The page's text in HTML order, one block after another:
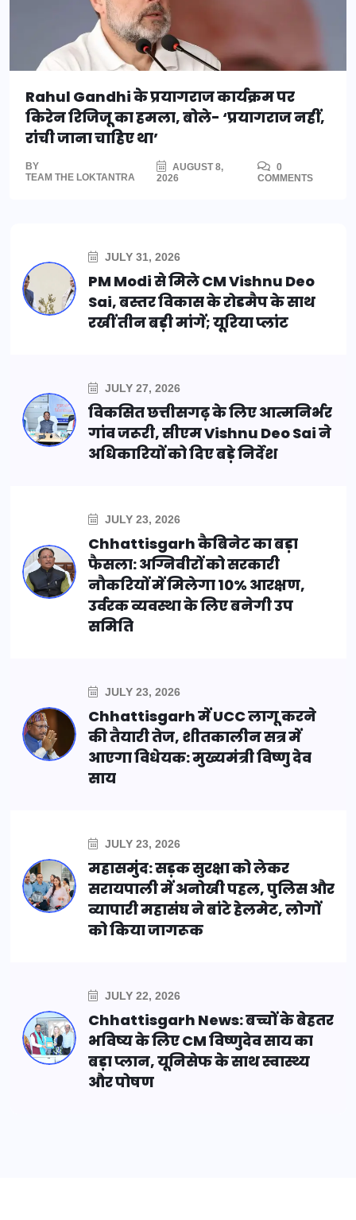
Rahul Gandhi के प्रयागराज कार्यक्रम पर
किरेन रिजिजू का हमला, बोले- ‘प्रयागराज नहीं,
रांची जाना चाहिए था’
BY
TEAM THE LOKTANTRA
AUGUST 8,
2026
0
COMMENTS
JULY 31, 2026
PM Modi से मिले CM Vishnu Deo
Sai, बस्तर विकास के रोडमैप के साथ
रखीं तीन बड़ी मांगें; यूरिया प्लांट
JULY 27, 2026
विकसित छत्तीसगढ़ के लिए आत्मनिर्भर
गांव जरूरी, सीएम Vishnu Deo Sai ने
अधिकारियों को दिए बड़े निर्देश
JULY 23, 2026
Chhattisgarh कैबिनेट का बड़ा
फैसला: अग्निवीरों को सरकारी
नौकरियों में मिलेगा 10% आरक्षण,
उर्वरक व्यवस्था के लिए बनेगी उप
समिति
JULY 23, 2026
Chhattisgarh में UCC लागू करने
की तैयारी तेज, शीतकालीन सत्र में
आएगा विधेयक: मुख्यमंत्री विष्णु देव
साय
JULY 23, 2026
महासमुंद: सड़क सुरक्षा को लेकर
सरायपाली में अनोखी पहल, पुलिस और
व्यापारी महासंघ ने बांटे हेलमेट, लोगों
को किया जागरूक
JULY 22, 2026
Chhattisgarh News: बच्चों के बेहतर
भविष्य के लिए CM विष्णुदेव साय का
बड़ा प्लान, यूनिसेफ के साथ स्वास्थ्य
और पोषण